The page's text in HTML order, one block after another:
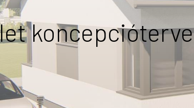
koncepcióterve